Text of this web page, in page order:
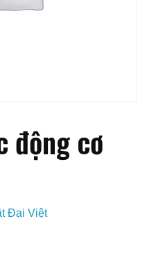
động cơ
Đại Việt